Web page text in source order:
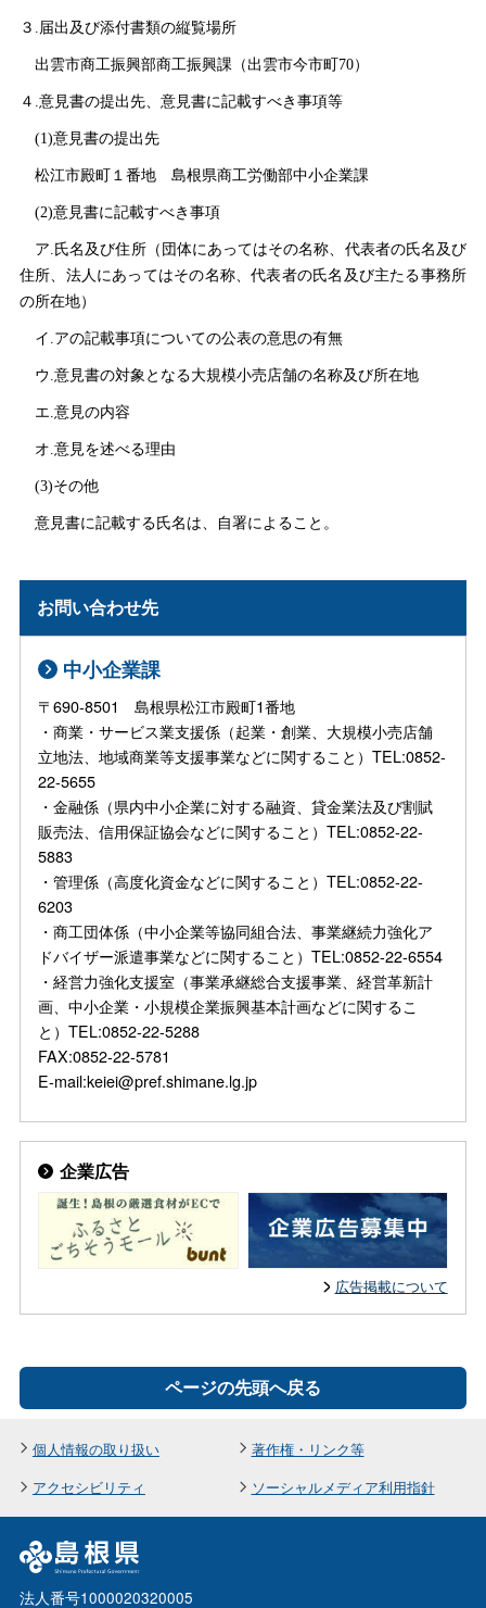
３.届出及び添付書類の縦覧場所
出雲市商工振興部商工振興課（出雲市今市町70）
４.意見書の提出先、意見書に記載すべき事項等
(1)意見書の提出先
松江市殿町１番地 島根県商工労働部中小企業課
(2)意見書に記載すべき事項
ア.氏名及び住所（団体にあってはその名称、代表者の氏名及び
住所、法人にあってはその名称、代表者の氏名及び主たる事務所
の所在地）
イ.アの記載事項についての公表の意思の有無
ウ.意見書の対象となる大規模小売店舗の名称及び所在地
エ.意見の内容
オ.意見を述べる理由
(3)その他
意見書に記載する氏名は、自署によること。
お問い合わせ先
中小企業課
〒690-8501 島根県松江市殿町1番地
・商業・サービス業支援係（起業・創業、大規模小売店舗
立地法、地域商業等支援事業などに関すること）TEL:0852-
22-5655
・金融係（県内中小企業に対する融資、貸金業法及び割賦
販売法、信用保証協会などに関すること）TEL:0852-22-
5883
・管理係（高度化資金などに関すること）TEL:0852-22-
6203
・商工団体係（中小企業等協同組合法、事業継続力強化ア
ドバイザー派遣事業などに関すること）TEL:0852-22-6554
・経営力強化支援室（事業承継総合支援事業、経営革新計
画、中小企業・小規模企業振興基本計画などに関するこ
と）TEL:0852-22-5288
FAX:0852-22-5781
E-mail:keiei@pref.shimane.lg.jp
企業広告
広告掲載について
ページの先頭へ戻る
個人情報の取り扱い
著作権・リンク等
アクセシビリティ
ソーシャルメディア利用指針
法人番号1000020320005